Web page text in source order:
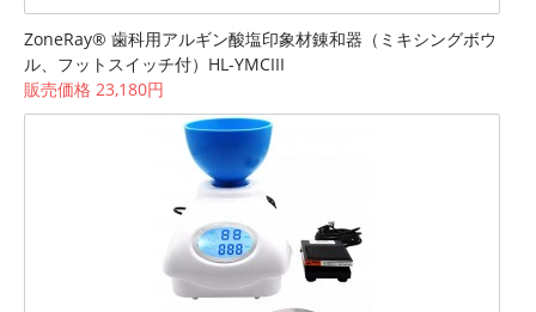
ZoneRay® 歯科用アルギン酸塩印象材錬和器（ミキシングボウ
ル、フットスイッチ付）HL-YMCIII
販売価格 23,180円